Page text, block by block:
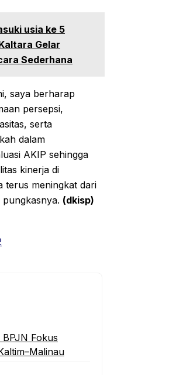
usia ke 5
Gelar
Sederhana
saya berharap
persepsi,
serta
dalam
AKIP sehingga
kinerja di
terus meningkat dari
(dkisp)
Fokus